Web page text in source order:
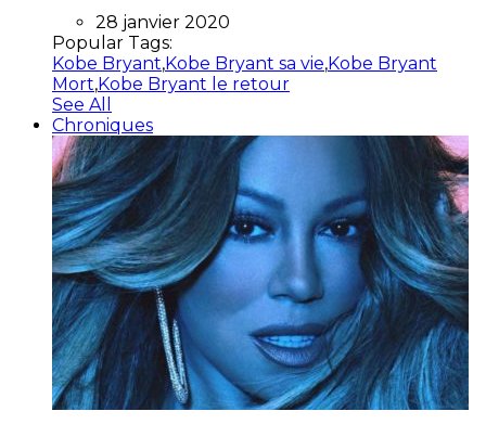
28 janvier 2020
Popular Tags:
Kobe Bryant,Kobe Bryant sa vie,Kobe Bryant
Mort,Kobe Bryant le retour
See All
Chroniques